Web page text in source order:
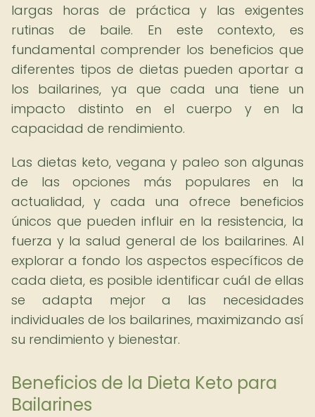
largas horas de práctica y las exigentes
rutinas de baile. En este contexto, es
fundamental comprender los beneficios que
diferentes tipos de dietas pueden aportar a
los bailarines, ya que cada una tiene un
impacto distinto en el cuerpo y en la
capacidad de rendimiento.
Las dietas keto, vegana y paleo son algunas
de las opciones más populares en la
actualidad, y cada una ofrece beneficios
únicos que pueden influir en la resistencia, la
fuerza y la salud general de los bailarines. Al
explorar a fondo los aspectos específicos de
cada dieta, es posible identificar cuál de ellas
se adapta mejor a las necesidades
individuales de los bailarines, maximizando así
su rendimiento y bienestar.
Beneficios de la Dieta Keto para
Bailarines